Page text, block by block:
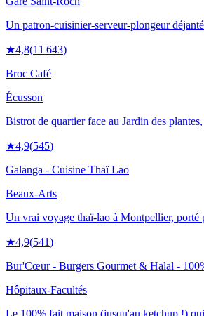
Un patron-cuisinier-serveur-plongeur
★4,8(11 643)
Broc Café
Écusson
Bistrot de quartier face au Jardin des
★4,9(545)
Galanga - Cuisine Thaï Lao
Beaux-Arts
Un vrai voyage thaï-lao à Montpellier, porté
★4,9(541)
Bur'Cœur - Burgers Gourmet & Halal -
Hôpitaux-Facultés
Le 100% fait maison (jusqu'au ketchup !)